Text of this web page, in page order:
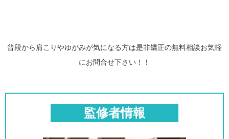
普段から肩こりやゆがみが気になる方は是非矯正の無料相談お気軽
にお問合せ下さい！！
監修者情報